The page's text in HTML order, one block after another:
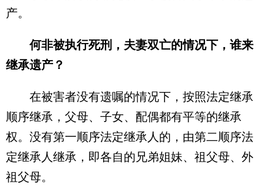
产。
何非被执行死刑，夫妻双亡的情况下，谁来
继承遗产？
在被害者没有遗嘱的情况下，按照法定继承
顺序继承，父母、子女、配偶都有平等的继承
权。没有第一顺序法定继承人的，由第二顺序法
定继承人继承，即各自的兄弟姐妹、祖父母、外
祖父母。